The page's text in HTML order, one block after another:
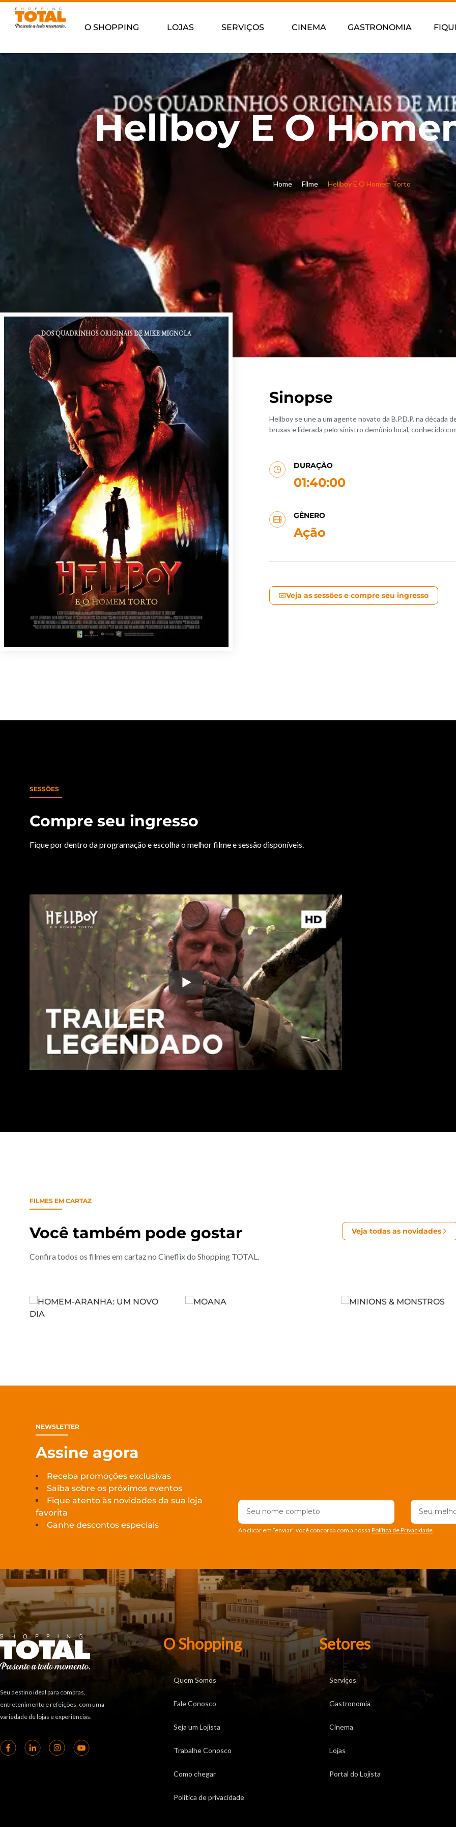
O SHOPPING LOJAS SERVIÇOS CINEMA GASTRONOMIA
Hellboy E O
Home Filme Hellboy E O Homem Torto
Sinopse
Hellboy se une a um agente novato da B.P.D.P. na década
bruxas e liderada pelo sinistro demônio local, conhecido
DURAÇÃO
01:40:00
GÊNERO
Ação
Veja as sessões e compre seu ingresso
SESSÕES
Compre seu ingresso
Fique por dentro da programação e escolha o melhor filme e sessão disponíveis.
FILMES EM CARTAZ
Você também pode gostar
Confira todos os filmes em cartaz no Cineflix do Shopping TOTAL.
Veja todas as novidades
Ver Trailer Saiba mais
NEWSLETTER
Assine agora
Receba promoções exclusivas
Saiba sobre os próximos eventos
Fique atento às novidades da sua loja
favorita
Ganhe descontos especiais
Ao clicar em ”enviar” você concorda com a nossa Política de Privacidade.
Seu destino ideal para compras,
entretenimento e refeições, com uma
variedade de lojas e experiências.
O Shopping
Quem Somos
Fale Conosco
Seja um Lojista
Trabalhe Conosco
Como chegar
Política de privacidade
Setores
Serviços
Gastronomia
Cinema
Lojas
Portal do Lojista